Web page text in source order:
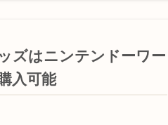
ズはニンテンドーワー
入可能